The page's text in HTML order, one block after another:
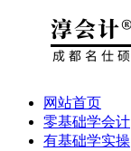
网站首页
零基础学会计
有基础学实操